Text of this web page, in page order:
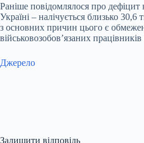
Раніше повідомлялося про дефіцит
Україні – налічується близько
з основних причин цього є
військовозобов’язаних
Джерело
Залишити відповідь